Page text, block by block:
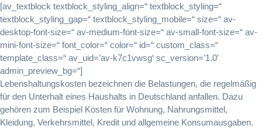
[av_textblock textblock_styling_align=“ textblock_styling=“
textblock_styling_gap=“ textblock_styling_mobile=“ size=“ av-
desktop-font-size=“ av-medium-font-size=“ av-small-font-size=“ av-
mini-font-size=“ font_color=“ color=“ id=“ custom_class=“
template_class=“ av_uid=’av-k7c1vwsg‘ sc_version=’1.0′
admin_preview_bg=“]
Lebenshaltungskosten bezeichnen die Belastungen, die regelmäßig
für den Unterhalt eines Haushalts in Deutschland anfallen. Dazu
gehören zum Beispiel Kosten für Wohnung, Nahrungsmittel,
Kleidung, Verkehrsmittel, Kredit und allgemeine Konsumausgaben.